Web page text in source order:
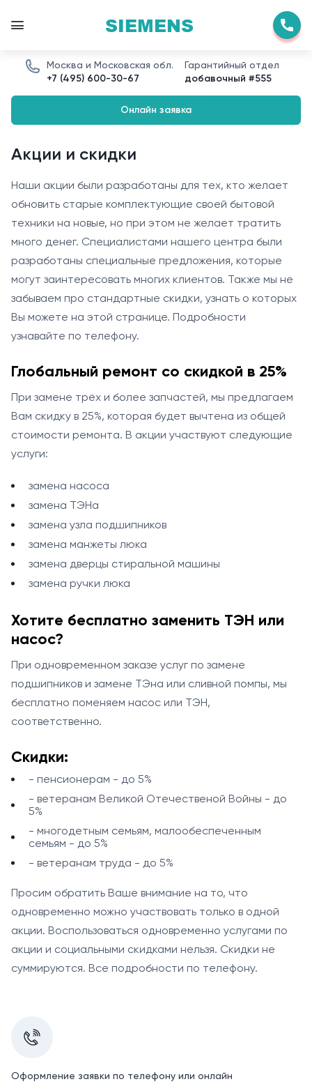
SIEMENS
Москва и Московская обл.
+7 (495) 600-30-67
Гарантийный отдел
добавочный #555
Онлайн заявка
Акции и скидки
Наши акции были разработаны для тех, кто желает
обновить старые комплектующие своей бытовой
техники на новые, но при этом не желает тратить
много денег. Специалистами нашего центра были
разработаны специальные предложения, которые
могут заинтересовать многих клиентов. Также мы не
забываем про стандартные скидки, узнать о которых
Вы можете на этой странице. Подробности
узнавайте по телефону.
Глобальный ремонт со скидкой в 25%
При замене трёх и более запчастей, мы предлагаем
Вам скидку в 25%, которая будет вычтена из общей
стоимости ремонта. В акции участвуют следующие
услуги:
замена насоса
замена ТЭНа
замена узла подшипников
замена манжеты люка
замена дверцы стиральной машины
замена ручки люка
Хотите бесплатно заменить ТЭН или
насос?
При одновременном заказе услуг по замене
подшипников и замене ТЭна или сливной помпы, мы
бесплатно поменяем насос или ТЭН,
соответственно.
Скидки:
- пенсионерам - до 5%
- ветеранам Великой Отечественой Войны - до
5%
- многодетным семьям, малообеспеченным
семьям - до 5%
- ветеранам труда - до 5%
Просим обратить Ваше внимание на то, что
одновременно можно участвовать только в одной
акции. Воспользоваться одновременно услугами по
акции и социальными скидками нельзя. Скидки не
суммируются. Все подробности по телефону.
Оформление заявки по телефону или онлайн